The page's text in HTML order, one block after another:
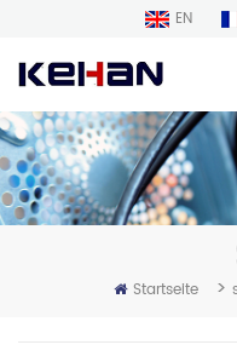
EN
Startseite >